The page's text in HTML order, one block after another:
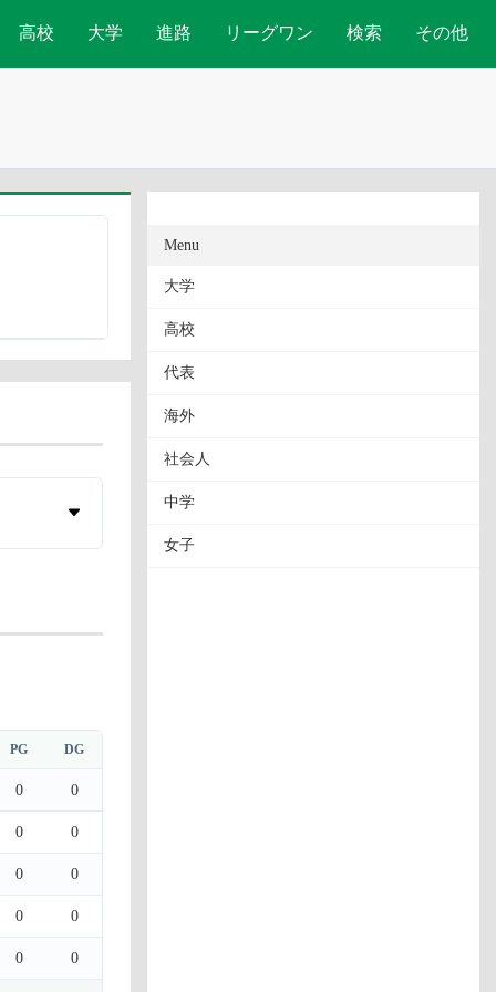
高校 大学 進路 リーグワン 検索 その他
PG DG
0 0
0 0
0 0
0 0
0 0
Menu
大学
高校
代表
海外
社会人
中学
女子